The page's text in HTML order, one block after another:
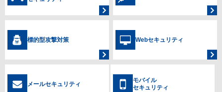
標的型攻撃対策 Webセキュリティ
メールセキュリティ
モバイル
セキュリティ